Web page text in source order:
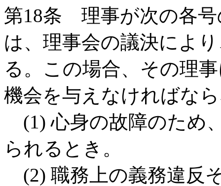
第18条 理事が次の各号
は、理事会の議決によ
る。この場合、その理
機会を与えなければな
(1) 心身の故障のため
られるとき。
(2) 職務上の義務違反